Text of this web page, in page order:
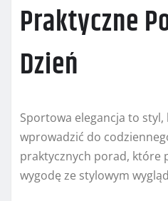
Praktyczne
Dzień
Sportowa elegancja to styl,
wprowadzić do
praktycznych porad, które
wygodę ze stylowym